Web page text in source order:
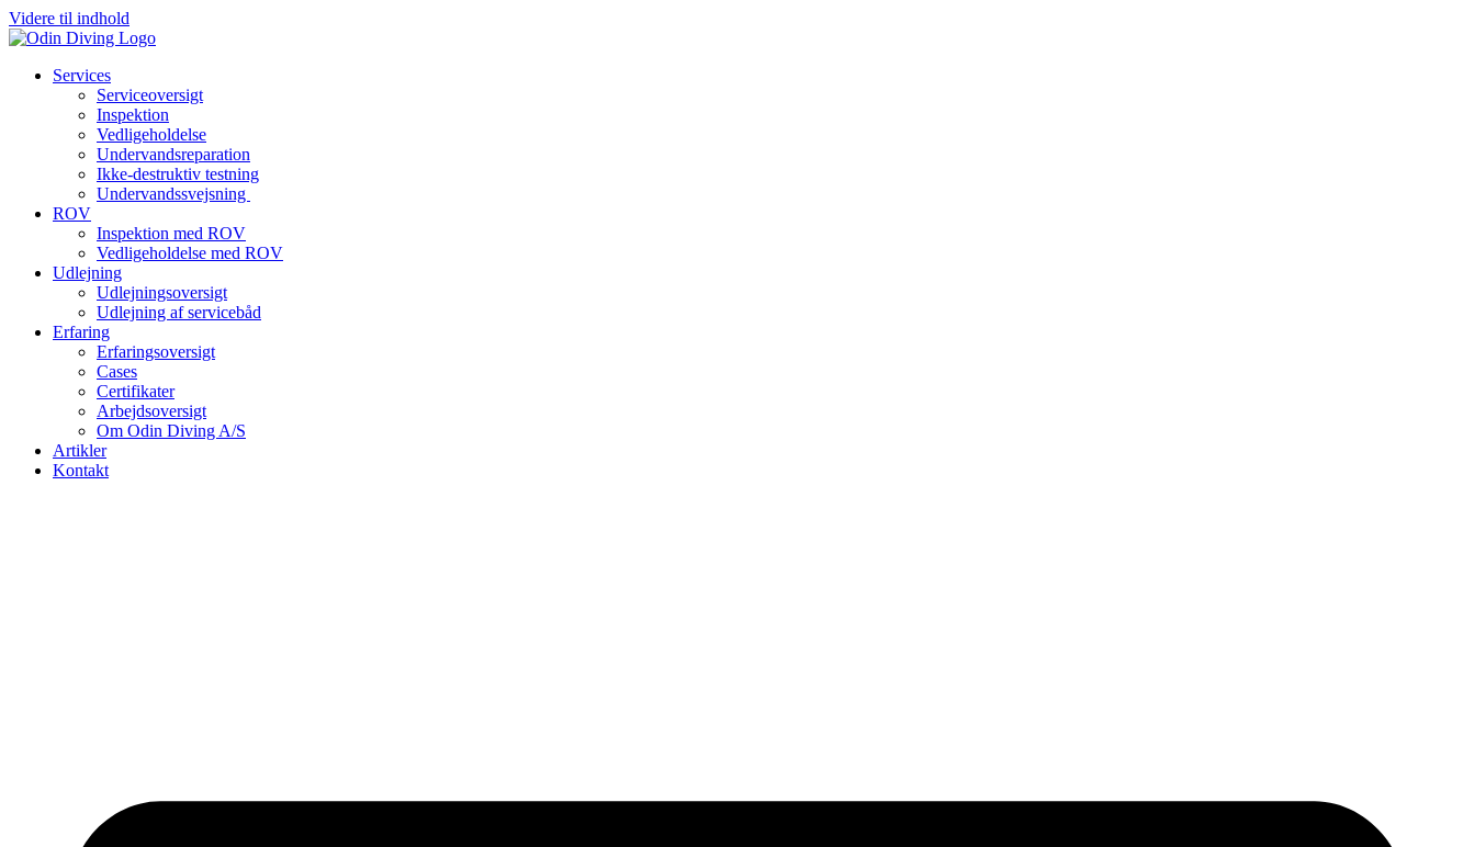
Videre til indhold
Services
Serviceoversigt
Inspektion
Vedligeholdelse
Undervandsreparation
Ikke-destruktiv testning
Undervandssvejsning
ROV
Inspektion med ROV
Vedligeholdelse med ROV
Udlejning
Udlejningsoversigt
Udlejning af servicebåd
Erfaring
Erfaringsoversigt
Cases
Certifikater
Arbejdsoversigt
Om Odin Diving A/S
Artikler
Kontakt